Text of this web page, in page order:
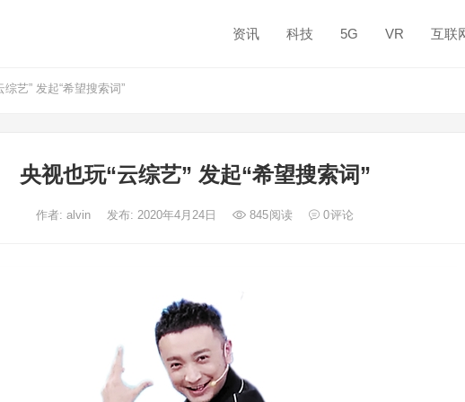
资讯 科技 5G VR 互联
综艺” 发起“希望搜索词”
央视也玩“云综艺” 发起“希望搜索词”
作者: alvin 发布: 2020年4月24日 845阅读 0评论